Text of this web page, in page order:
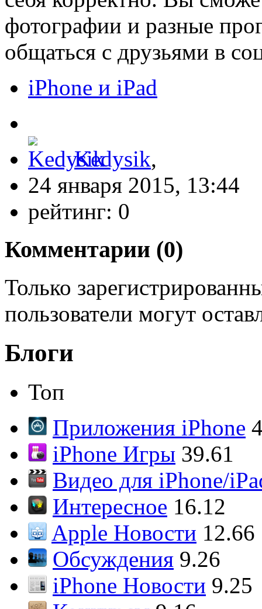
фотографии и разные
общаться с друзьями в
iPhone и iPad
Kedysik,
24 января 2015, 13:44
рейтинг: 0
Комментарии (0)
Только
пользователи могут
Блоги
Топ
Приложения iPhone
iPhone Игры 39.61
Видео для iPhone/
Интересное 16.12
Apple Новости 12.66
Обсуждения 9.26
iPhone Новости 9.25